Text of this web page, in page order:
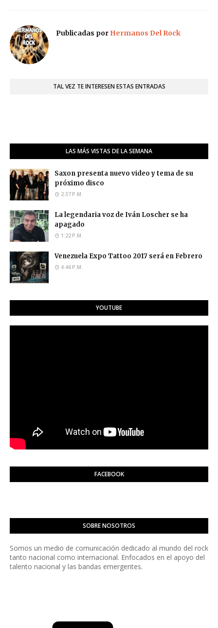
Publicadas por Hermanos Del Rock
TAL VEZ TE INTERESEN ESTAS ENTRADAS
LAS MÁS VISTAS DE LA SEMANA
Saxon presenta nuevo video y tema de su
próximo disco
2:37 P.M.
La legendaria voz de Iván Loscher se ha
apagado
1:22 P.M.
Venezuela Expo Tattoo 2017 será en Febrero
4:46 P.M.
YOUTUBE
FACEBOOK
SOBRE NOSOTROS
Somos un medio de comunicación dedicado al mundo del rock
tanto nacional como internacional. Enfocados en el apoyo del
talento nacional y las bandas emergentes.